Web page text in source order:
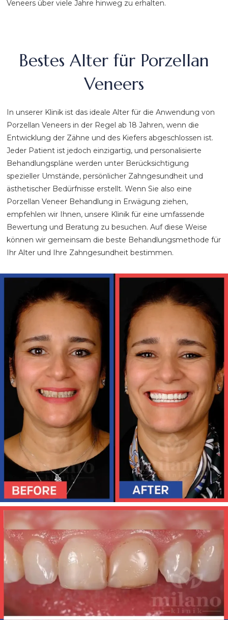
Veneers über viele Jahre hinweg zu erhalten.
Bestes Alter für Porzellan
Veneers
In unserer Klinik ist das ideale Alter für die Anwendung von
Porzellan Veneers in der Regel ab 18 Jahren, wenn die
Entwicklung der Zähne und des Kiefers abgeschlossen ist.
Jeder Patient ist jedoch einzigartig, und personalisierte
Behandlungspläne werden unter Berücksichtigung
spezieller Umstände, persönlicher Zahngesundheit und
ästhetischer Bedürfnisse erstellt. Wenn Sie also eine
Porzellan Veneer Behandlung in Erwägung ziehen,
empfehlen wir Ihnen, unsere Klinik für eine umfassende
Bewertung und Beratung zu besuchen. Auf diese Weise
können wir gemeinsam die beste Behandlungsmethode für
Ihr Alter und Ihre Zahngesundheit bestimmen.